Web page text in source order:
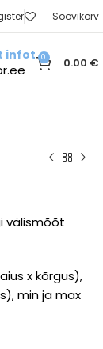
Soovikorv
infot 0 0.00 €
välismõõt
x kõrgus),
min ja max